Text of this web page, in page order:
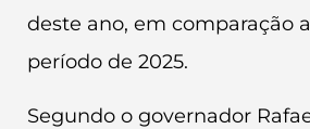
deste ano, em comparação
período de 2025.
Segundo o governador